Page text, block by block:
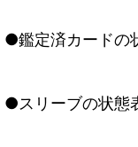
●鑑定済カードの
●スリーブの状態